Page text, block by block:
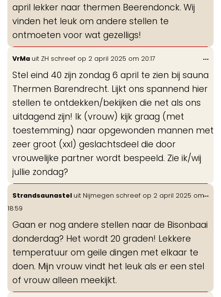
april lekker naar thermen Beerendonck. Wij
vinden het leuk om andere stellen te
ontmoeten voor wat gezelligs!
VrMa uit ZH schreef op 2 april 2025 om 20:17
Stel eind 40 zijn zondag 6 april te zien bij sauna
Thermen Barendrecht. Lijkt ons spannend hier
stellen te ontdekken/bekijken die net als ons
uitdagend zijn! Ik (vrouw) kijk graag (met
toestemming) naar opgewonden mannen met
zeer groot (xxl) geslachtsdeel die door
vrouwelijke partner wordt bespeeld. Zie ik/wij
jullie zondag?
...
Strandsaunastel uit Nijmegen schreef op 2 april 2025 om
18:59
Gaan er nog andere stellen naar de Bisonbaai
donderdag? Het wordt 20 graden! Lekkere
temperatuur om geile dingen met elkaar te
doen. Mijn vrouw vindt het leuk als er een stel
of vrouw alleen meekijkt.
...